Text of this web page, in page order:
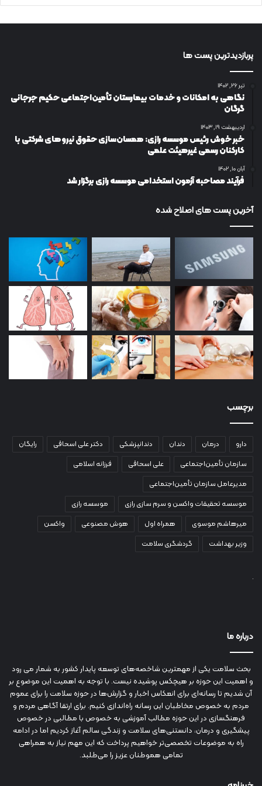
پربازدیدترین پست ها
تیر ۲۶, ۱۴۰۲
نگاهی به امکانات و خدمات بیمارستان تأمین‌اجتماعی حکیم جرجانی
گرگان
اردیبهشت ۱۹, ۱۴۰۳
خبر خوش رئیس موسسه رازی: همسان‌سازی حقوق نیروهای شرکتی با
کارکنان رسمی غیرهیئت علمی
آبان ۱۰, ۱۴۰۲
فرآیند مصاحبه آزمون استخدامی موسسه رازی برگزار شد
آخرین پست های اصلاح شده
برچسب
دارو درمان دندان دندانپزشکی دکتر علی اسحاقی
رایگان
سازمان تأمین‌اجتماعی
علی اسحاقی
فرزانه اسلامی
مدیرعامل سازمان تأمین‌اجتماعی
موسسه تحقیقات واکسن و سرم سازی رازی
موسسه رازی
میرهاشم موسوی
همراه اول هوش مصنوعی
واکسن
وزیر بهداشت
گردشگری سلامت
درباره ما
بحث سلامت یکی از مهمترین شاخصه‌های توسعه پایدار کشور به شمار می رود
و اهمیت این حوزه بر هیچکس پوشیده نیست. با توجه به اهمیت این موضوع بر
آن شدیم تا رسانه‌ای برای انعکاس اخبار و گزارش‌ها در حوزه سلامت را برای عموم
مردم به خصوص مخاطبان این رسانه راه‌اندازی کنیم. برای ارتقا آگاهی مردم و
فرهنگسازی در این حوزه مطالب آموزشی به خصوص با مطالبی در خصوص
پیشگیری و درمان، دانستنی‌های سلامت و زندگی سالم آغاز کردیم اما در ادامه
راه به موضوعات تخصصی‌تر خواهیم پرداخت که این مهم نیاز به همراهی
تمامی هموطنان عزیز را می‌طلبد.